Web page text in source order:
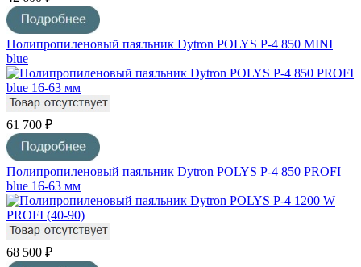
Полипропиленовый паяльник Dytron POLYS P-4 850 MINI
blue
61 700 ₽
Полипропиленовый паяльник Dytron POLYS P-4 850 PROFI
blue 16-63 мм
68 500 ₽